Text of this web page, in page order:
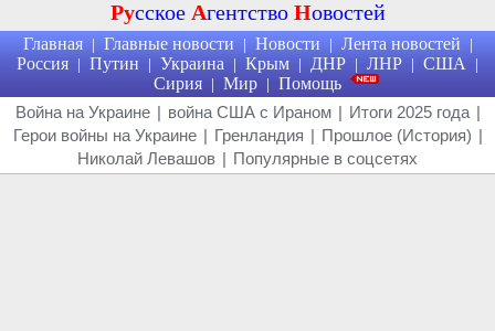
Русское Агентство Новостей
Главная | Главные новости | Новости | Лента новостей |
Россия | Путин | Украина | Крым | ДНР | ЛНР | США |
Сирия | Мир | Помощь
Война на Украине | война США с Ираном | Итоги 2025 года |
Герои войны на Украине | Гренландия | Прошлое (История) |
Николай Левашов | Популярные в соцсетях